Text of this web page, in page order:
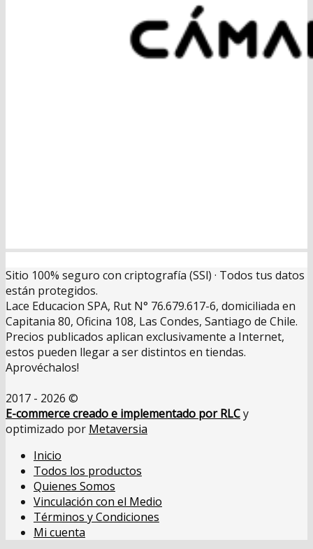
Sitio 100% seguro con criptografía (SSl) · Todos tus datos
están protegidos.
Lace Educacion SPA, Rut N° 76.679.617-6, domiciliada en
Capitania 80, Oficina 108, Las Condes, Santiago de Chile.
Precios publicados aplican exclusivamente a Internet,
estos pueden llegar a ser distintos en tiendas.
Aprovéchalos!
2017 - 2026 ©
E-commerce creado e implementado por RLCy
optimizado por Metaversia
Inicio
Todos los productos
Quienes Somos
Vinculación con el Medio
Términos y Condiciones
Mi cuenta